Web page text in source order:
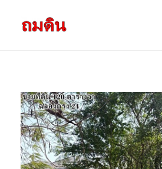
ผลงานถมดิน
ข้อมูลการถมดิน